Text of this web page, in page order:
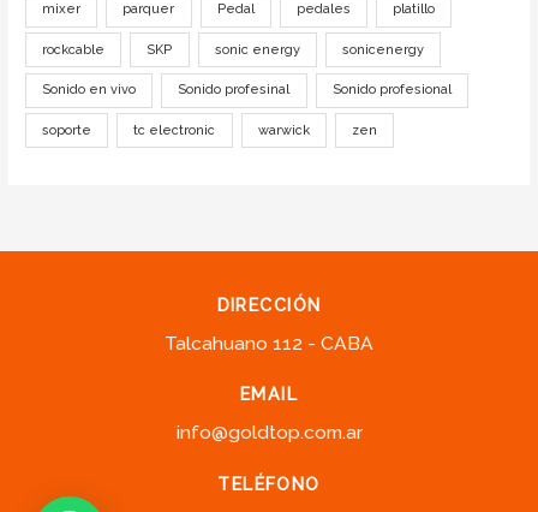
mixer parquer Pedal pedales platillo
rockcable SKP sonic energy sonicenergy
Sonido en vivo Sonido profesinal Sonido profesional
soporte tc electronic warwick zen
DIRECCIÓN
Talcahuano 112 - CABA
EMAIL
info@goldtop.com.ar
TELÉFONO